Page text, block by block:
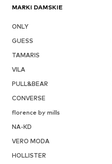
MARKI DAMSKIE
ONLY
GUESS
TAMARIS
VILA
PULL&BEAR
CONVERSE
florence by mills
NA-KD
VERO MODA
HOLLISTER